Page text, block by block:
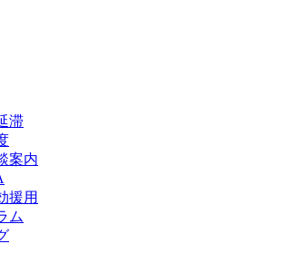
滞
案内
援用